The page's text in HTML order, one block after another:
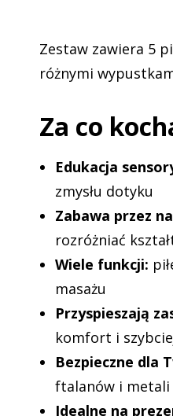
Zestaw zawiera 5
różnymi
Za co
Edukacja
zmysłu dotyku
Zabawa przez
rozróżniać
Wiele funkcji:
masażu
Przyspieszają
komfort i
Bezpieczne dla
ftalanów i metali
Idealne na